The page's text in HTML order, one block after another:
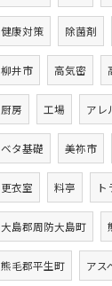
健康対策 除菌剤
柳井市 高気密
厨房 工場 アレ
ベタ基礎 美祢市
更衣室 料亭 ト
大島郡周防大島町
熊毛郡平生町 アス